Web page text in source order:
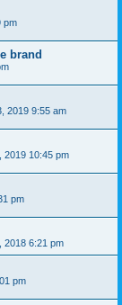
pm
brand
2019 9:55 am
2019 10:45 pm
pm
2018 6:21 pm
pm